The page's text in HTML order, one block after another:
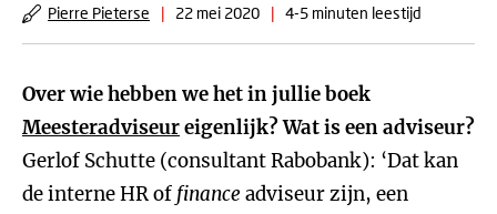
Pierre Pieterse | 22 mei 2020 | 4-5 minuten leestijd
Over wie hebben we het in jullie boek
Meesteradviseureigenlijk? Wat is een adviseur?
Gerlof Schutte (consultant Rabobank): ‘Dat kan
de interne HR of finance adviseur zijn, een